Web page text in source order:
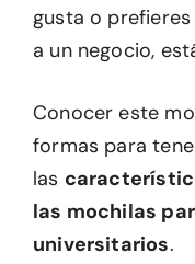
gusta o
a un negocio,
Conocer este
formas para
las
las mochilas
universitarios.